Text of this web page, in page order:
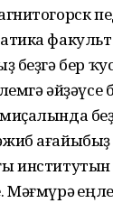
бер
әйҙәүсе
ағайыбыҙ